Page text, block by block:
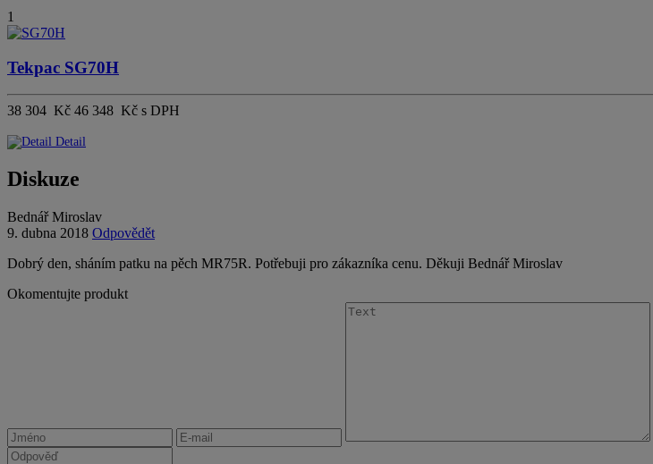
1
Tekpac SG70H
38 304 Kč 46 348 Kč s DPH
Detail
Diskuze
Bednář Miroslav
9. dubna 2018 Odpovědět
Dobrý den, sháním patku na pěch MR75R. Potřebuji pro zákazníka cenu. Děkuji Bednář Miroslav
Okomentujte produkt